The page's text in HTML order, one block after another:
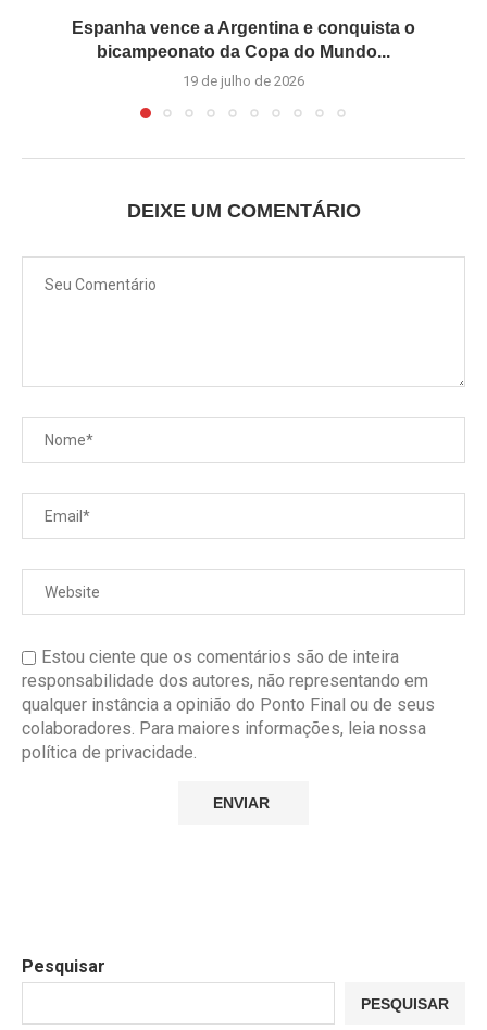
Espanha vence a Argentina e conquista o
bicampeonato da Copa do Mundo...
19 de julho de 2026
DEIXE UM COMENTÁRIO
Estou ciente que os comentários são de inteira
responsabilidade dos autores, não representando em
qualquer instância a opinião do Ponto Final ou de seus
colaboradores. Para maiores informações, leia nossa
política de privacidade.
Pesquisar
PESQUISAR